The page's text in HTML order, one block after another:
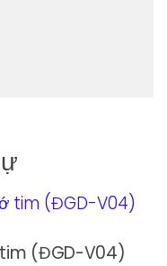
(ĐGD-V04)